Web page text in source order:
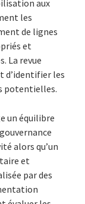
aux
les
de lignes
et
La revue
d’identifier les
potentielles.
un équilibre
alors qu’un
et
par des